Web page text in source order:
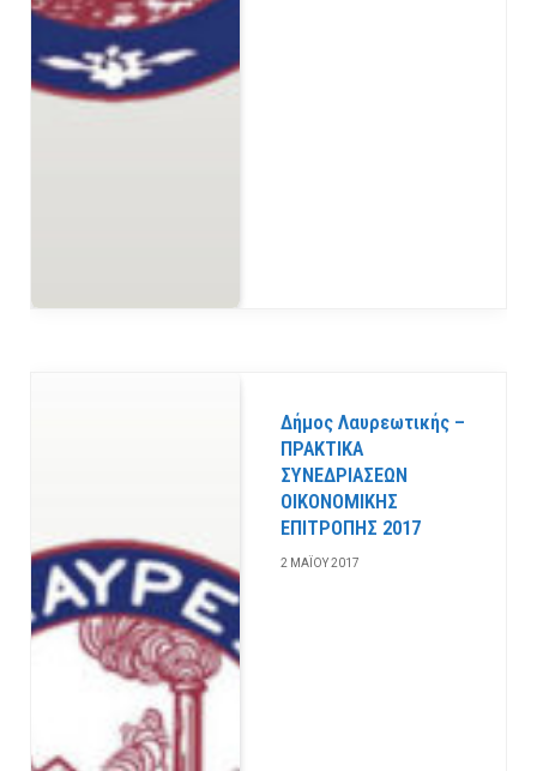
Δήμος Λαυρεωτικής –
ΠΡΑΚΤΙΚΑ
ΣΥΝΕΔΡΙΑΣΕΩΝ
ΟΙΚΟΝΟΜΙΚΗΣ
ΕΠΙΤΡΟΠΗΣ 2017
2 ΜΑΪ́ΟΥ 2017